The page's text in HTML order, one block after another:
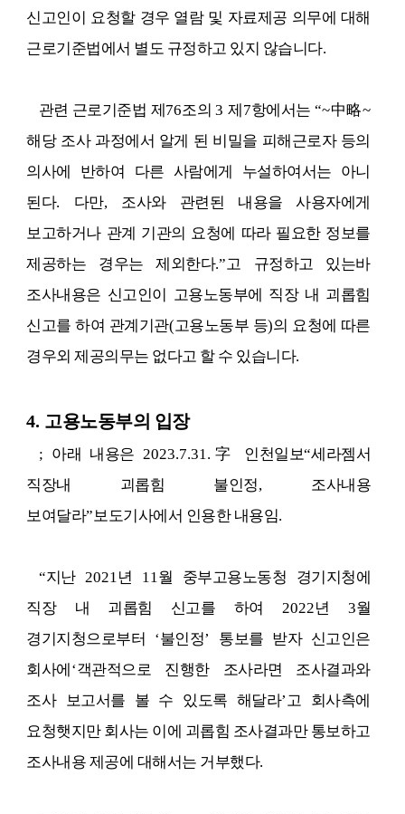
신고인이 요청할 경우 열람 및 자료제공 의무에 대해
근로기준법에서 별도 규정하고 있지 않습니다.
관련 근로기준법 제76조의3제 7항에서는 “~中略~
해당 조사 과정에서 알게 된 비밀을 피해근로자 등의
의사에 반하여 다른 사람에게 누설하여서는 아니
된다. 다만, 조사와 관련된 내용을 사용자에게
보고하거나 관계 기관의 요청에 따라 필요한 정보를
제공하는 경우는 제외한다.”고 규정하고 있는바
조사내용은 신고인이 고용노동부에 직장 내 괴롭힘
신고를 하여 관계기관(고용노동부 등)의 요청에 따른
경우외 제공의무는 없다고 할 수 있습니다.
4. 고용노동부의 입장
; 아래 내용은 2023.7.31. 字 인천일보“세라젬서
직장내 괴롭힘 불인정, 조사내용
보여달라”보도기사에서 인용한 내용임.
“지난2021년 11월 중부고용노동청 경기지청에
직장 내 괴롭힘 신고를 하여 2022년 3월
경기지청으로부터 ‘불인정’ 통보를 받자 신고인은
회사에 ‘객관적으로 진행한 조사라면 조사결과와
조사 보고서를 볼 수 있도록 해달라’고 회사측에
요청햇지만 회사는 이에 괴롭힘 조사결과만 통보하고
조사내용 제공에 대해서는 거부했다.